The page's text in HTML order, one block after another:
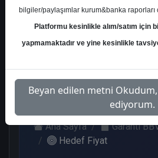
Al
5
Perşembe, 08 Ocak 2026
Ana Sayfa Garanti
Hedef Fiyat
bilgiler/paylaşımlar kurum&banka
Platformu kesinlikle alım/satım için
yapmamaktadır ve yine kesinlikle
Beyan edilen metni Okudum,
ediyorum.